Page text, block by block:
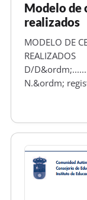
Modelo de
realizados
MODELO DE
REALIZADOS
D/
N.&ordm;